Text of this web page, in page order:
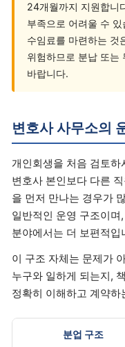
24개월까지 지원합니
부족으로 어려울 수
수임료를 마련하는 것
위험하므로 분납 또는
바랍니다.
변호사 사무소의
개인회생을 처음 검토
변호사 본인보다 다른
을 먼저 만나는 경우가
일반적인 운영 구조이며
분야에서는 더 보편적입
이 구조 자체는 문제가
누구와 일하게 되는지,
정확히 이해하고 계약하
분업 구조